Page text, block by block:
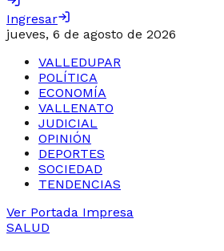
Ingresar
jueves, 6 de agosto de 2026
VALLEDUPAR
POLÍTICA
ECONOMÍA
VALLENATO
JUDICIAL
OPINIÓN
DEPORTES
SOCIEDAD
TENDENCIAS
Ver Portada Impresa
SALUD